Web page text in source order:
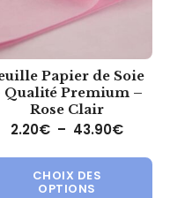
: 2.20€ à 43.90€
a plusieurs
Papier de Soie
Qualité Premium –
Rose Clair
2.20€ – 43.90€Plage
CHOIX DES
OPTIONS